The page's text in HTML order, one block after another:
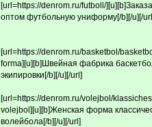
[url=https://denrom.ru/futboll/
оптом футбольную униформу[/b][/u][/
[url=https://denrom.ru/basketbol/
forma][u][b]Швейная фабрика
экипировки[/b][/u][/url]
[url=https://denrom.ru/volejbol/
volejbol][u][b]Женская форма
волейбола[/b][/u][/url]